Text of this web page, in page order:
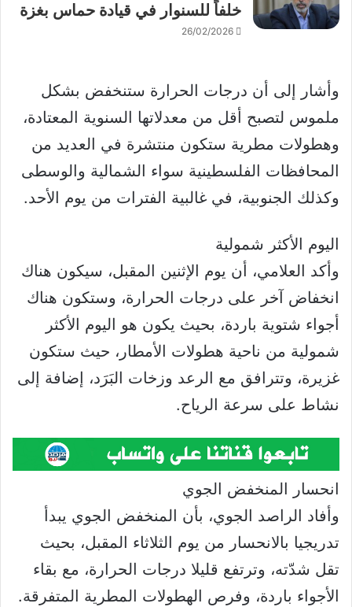
خلفاً للسنوار في قيادة حماس بغزة
26/02/2026
وأشار إلى أن درجات الحرارة ستنخفض بشكل
ملموس لتصبح أقل من معدلاتها السنوية المعتادة،
وهطولات مطرية ستكون منتشرة في العديد من
المحافظات الفلسطينية سواء الشمالية والوسطى
وكذلك الجنوبية، في غالبية الفترات من يوم الأحد.
اليوم الأكثر شمولية
وأكد العلامي، أن يوم الإثنين المقبل، سيكون هناك
انخفاض آخر على درجات الحرارة، وستكون هناك
أجواء شتوية باردة، بحيث يكون هو اليوم الأكثر
شمولية من ناحية هطولات الأمطار، حيث ستكون
غزيرة، وتترافق مع الرعد وزخات البَرَد، إضافة إلى
نشاط على سرعة الرياح.
انحسار المنخفض الجوي
وأفاد الراصد الجوي، بأن المنخفض الجوي يبدأ
تدريجيا بالانحسار من يوم الثلاثاء المقبل، بحيث
تقل شدّته، وترتفع قليلا درجات الحرارة، مع بقاء
الأجواء باردة، وفرص الهطولات المطرية المتفرقة.